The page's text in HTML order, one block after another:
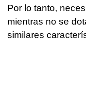
Por lo tanto,
mientras no se
similares